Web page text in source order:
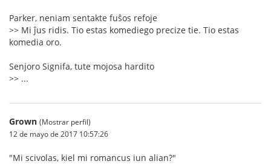
Parker, neniam sentakte fuŝos refoje
>> Mi ĵus ridis. Tio estas komediego precize tie. Tio estas
komedia oro.
Senjoro Signifa, tute mojosa hardito
>> ...
Grown (Mostrar perfil)
12 de mayo de 2017 10:57:26
"Mi scivolas, kiel mi romancus iun alian?"